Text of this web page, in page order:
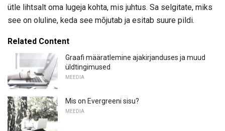
ütle lihtsalt oma lugeja kohta, mis juhtus. Sa selgitate, miks
see on oluline, keda see mõjutab ja esitab suure pildi.
Related Content
Graafi määratlemine ajakirjanduses ja muud
üldtingimused
MEEDIA
Mis on Evergreeni sisu?
MEEDIA